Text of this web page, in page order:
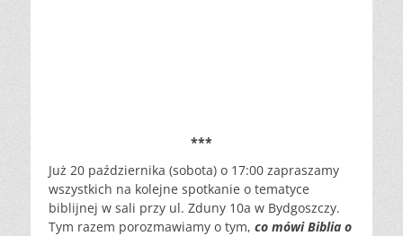
***
Już 20 października (sobota) o 17:00 zapraszamy
wszystkich na kolejne spotkanie o tematyce
biblijnej w sali przy ul. Zduny 10a w Bydgoszczy.
Tym razem porozmawiamy o tym, co mówi Biblia o